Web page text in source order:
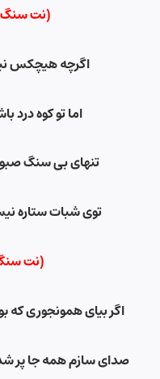
(نت سنگ
اگرچه هیچکس
اما تو کوه درد
تنهای بی سنگ
توی شبات ستاره
(نت
اگر بیای همونجوری
صدای سازم همه جا پر